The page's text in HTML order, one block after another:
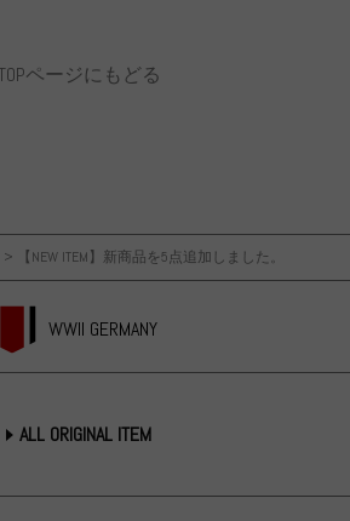
> 【NEW ITEM】新商品を5点追加しました。
WWII GERMANY
ALL ORIGINAL ITEM
ページにもどる